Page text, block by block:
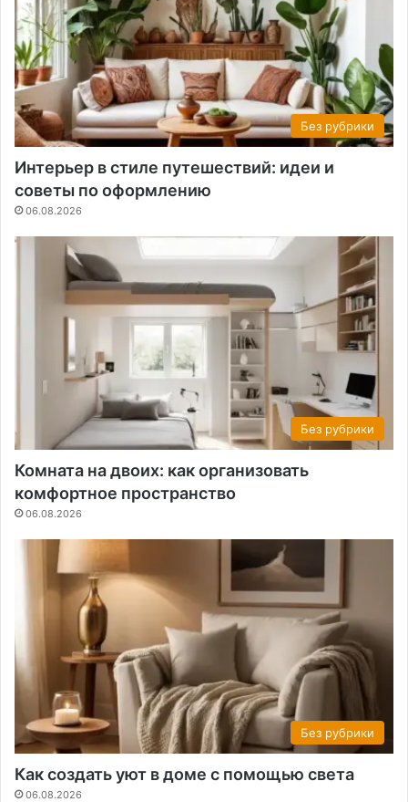
Без рубрики
Интерьер в стиле путешествий: идеи и
советы по оформлению
06.08.2026
Без рубрики
Комната на двоих: как организовать
комфортное пространство
06.08.2026
Без рубрики
Как создать уют в доме с помощью света
06.08.2026